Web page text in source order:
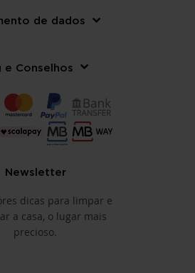
de dados
e Conselhos
Newsletter
dicas para limpar e
a casa, o lugar mais
precioso.